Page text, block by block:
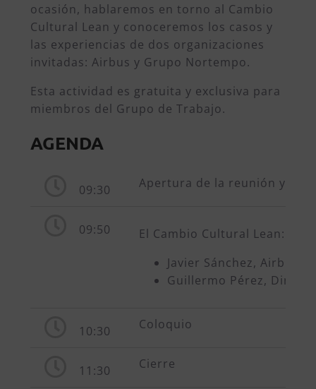
ocasión, hablaremos en torno al Cambio
Cultural Lean y conoceremos los casos y
las experiencias de dos organizaciones
invitadas: Airbus y Grupo Nortempo.
Esta actividad es gratuita y exclusiva para
miembros del Grupo de Trabajo.
AGENDA
09:30 Apertura de la reunión y
09:50
El Cambio Cultural Lean: los
Javier Sánchez, Airbus
Guillermo Pérez,
10:30 Coloquio
11:30 Cierre